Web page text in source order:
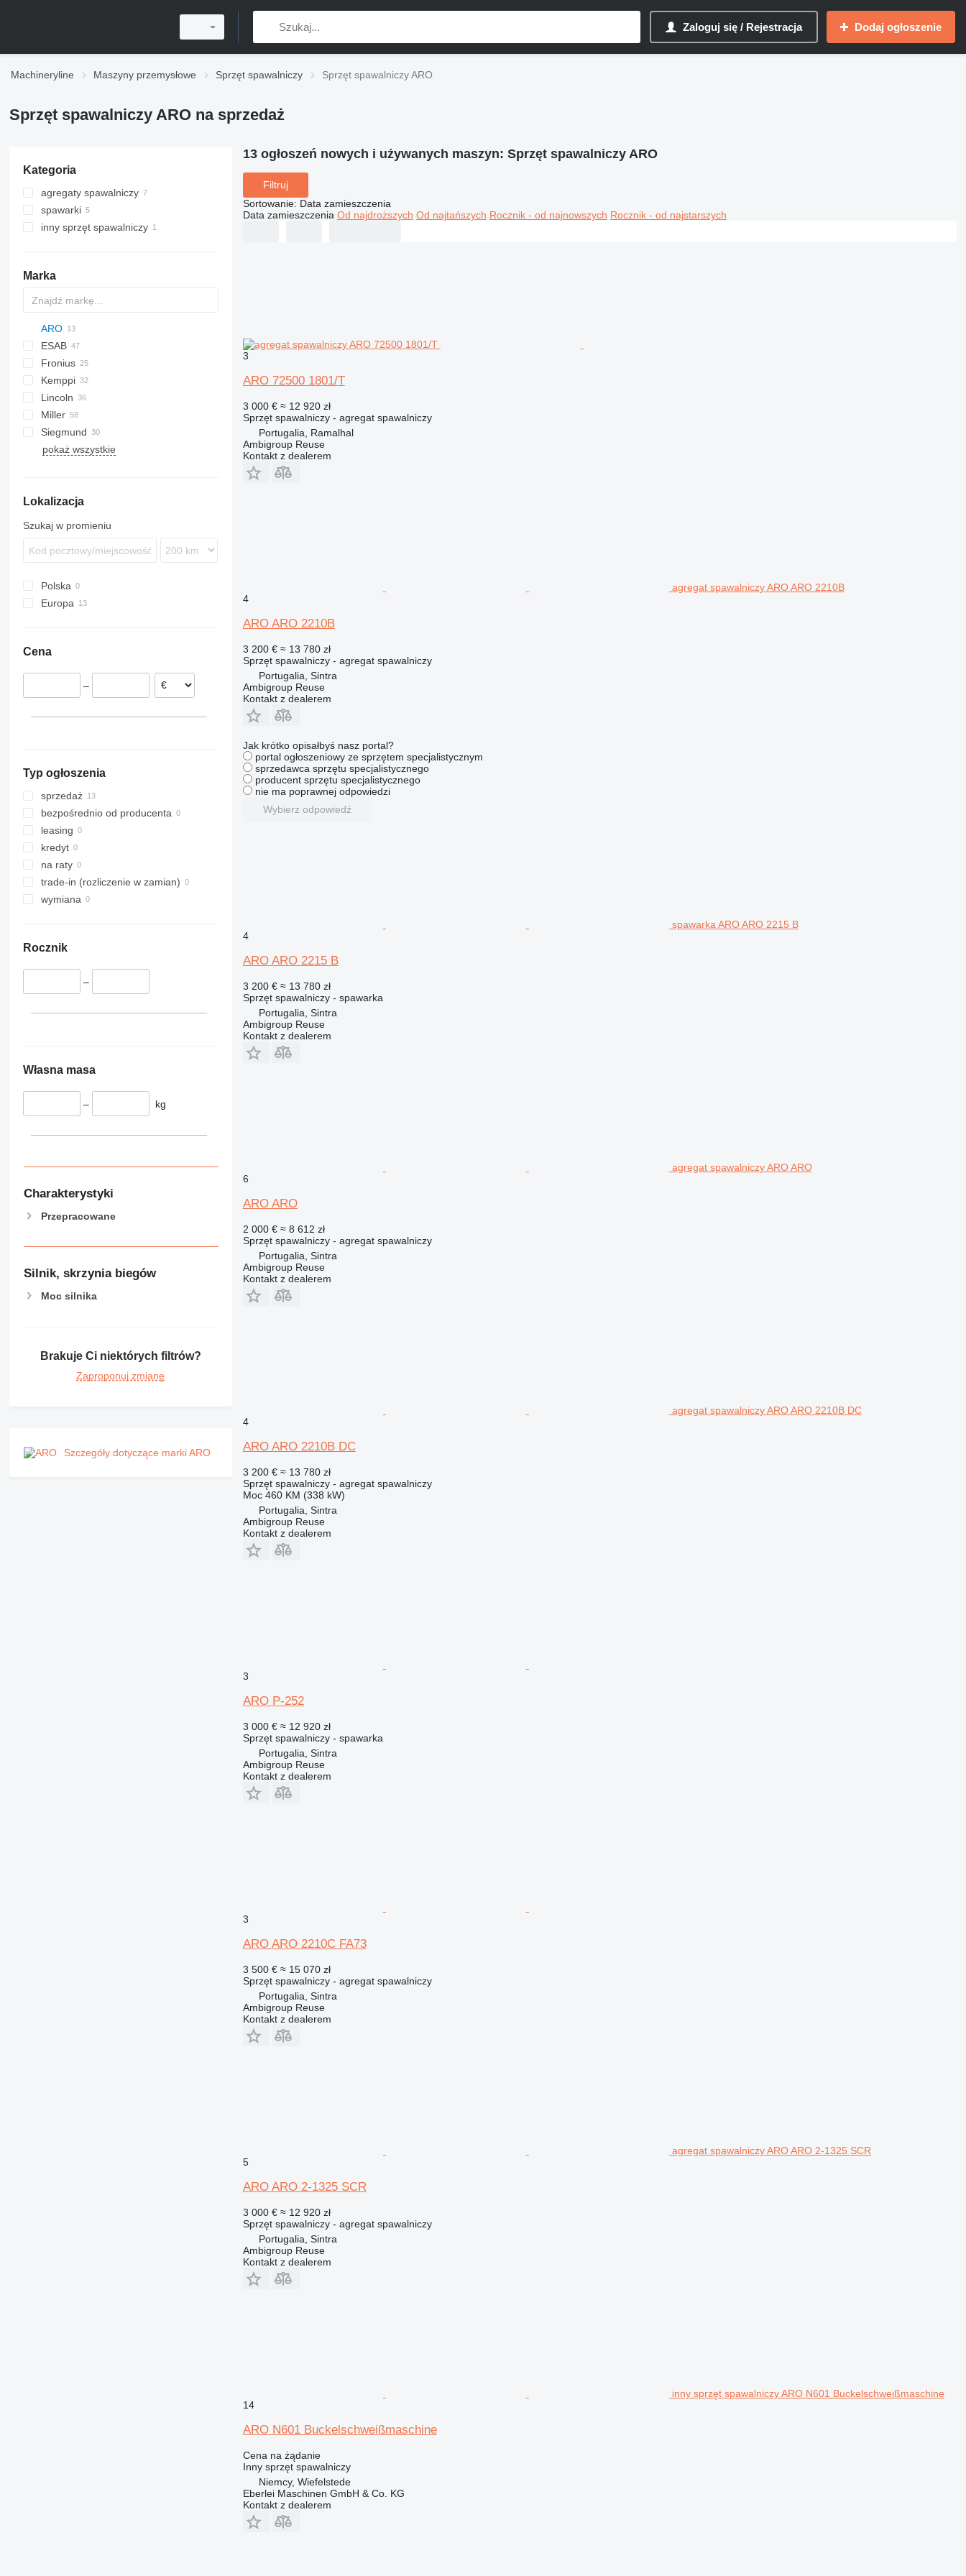
Zaloguj się / Rejestracja Dodaj ogłoszenie
Machineryline Maszyny przemysłowe Sprzęt spawalniczy Sprzęt spawalniczy ARO
Sprzęt spawalniczy ARO na sprzedaż
Kategoria
agregaty spawalniczy
spawarki
inny sprzęt spawalniczy
Marka
ARO
D series
ESAB
LHF
ORIGO
Fronius
XS
KR
Kemppi
Minarc
Lincoln
Miller
Big Blue
Bobcat
TS
Siegmund
Professional
TruLaser
pokaż wszystkie
Lokalizacja
Szukaj w promieniu
Polska
Europa
Cena
–
Typ ogłoszenia
sprzedaż
bezpośrednio od producenta
leasing
kredyt
na raty
trade-in (rozliczenie w zamian)
wymiana
Rocznik
–
Własna masa
– kg
Charakterystyki
Przepracowane
Silnik, skrzynia biegów
Moc silnika
Brakuje Ci niektórych filtrów?
Zaproponuj zmianę
Szczegóły dotyczące marki ARO
13 ogłoszeń nowych i używanych maszyn: Sprzęt spawalniczy ARO
Filtruj
Sortowanie: Data zamieszczenia
Data zamieszczenia Od najdroższych Od najtańszych Rocznik - od najnowszych Rocznik - od najstarszych
3
ARO 72500 1801/T
3 000 € ≈ 12 920 zł
Sprzęt spawalniczy - agregat spawalniczy
Portugalia, Ramalhal
Ambigroup Reuse
Kontakt z dealerem
agregat spawalniczy ARO ARO 2210B
4
ARO ARO 2210B
3 200 € ≈ 13 780 zł
Sprzęt spawalniczy - agregat spawalniczy
Portugalia, Sintra
Ambigroup Reuse
Kontakt z dealerem
Jak krótko opisałbyś nasz portal?
portal ogłoszeniowy ze sprzętem specjalistycznym
sprzedawca sprzętu specjalistycznego
producent sprzętu specjalistycznego
nie ma poprawnej odpowiedzi
Wybierz odpowiedź
spawarka ARO ARO 2215 B
4
ARO ARO 2215 B
3 200 € ≈ 13 780 zł
Sprzęt spawalniczy - spawarka
Portugalia, Sintra
Ambigroup Reuse
Kontakt z dealerem
agregat spawalniczy ARO ARO
6
ARO ARO
2 000 € ≈ 8 612 zł
Sprzęt spawalniczy - agregat spawalniczy
Portugalia, Sintra
Ambigroup Reuse
Kontakt z dealerem
agregat spawalniczy ARO ARO 2210B DC
4
ARO ARO 2210B DC
3 200 € ≈ 13 780 zł
Sprzęt spawalniczy - agregat spawalniczy
Moc 460 KM (338 kW)
Portugalia, Sintra
Ambigroup Reuse
Kontakt z dealerem
3
ARO P-252
3 000 € ≈ 12 920 zł
Sprzęt spawalniczy - spawarka
Portugalia, Sintra
Ambigroup Reuse
Kontakt z dealerem
3
ARO ARO 2210C FA73
3 500 € ≈ 15 070 zł
Sprzęt spawalniczy - agregat spawalniczy
Portugalia, Sintra
Ambigroup Reuse
Kontakt z dealerem
agregat spawalniczy ARO ARO 2-1325 SCR
5
ARO ARO 2-1325 SCR
3 000 € ≈ 12 920 zł
Sprzęt spawalniczy - agregat spawalniczy
Portugalia, Sintra
Ambigroup Reuse
Kontakt z dealerem
inny sprzęt spawalniczy ARO N601 Buckelschweißmaschine
14
ARO N601 Buckelschweißmaschine
Cena na żądanie
Inny sprzęt spawalniczy
Niemcy, Wiefelstede
Eberlei Maschinen GmbH & Co. KG
Kontakt z dealerem